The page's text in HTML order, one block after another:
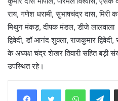
राय, गणेश धरामी, सुभाषचंद्र दास, मिरी
मिथुन मंकड़, दीपक मंडल, डीजे लालवाला
द्विवेदी, डॉ आनंद शुक्ला, राजकुमार
के अध्यक्ष चंद्र शेखर तिवारी सहित बड़ी
उपस्थित रहे।
WhatsApp